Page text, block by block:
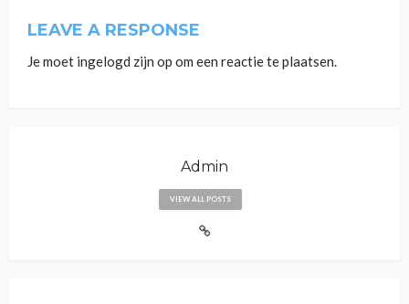
LEAVE A RESPONSE
Je moet ingelogd zijn op om een reactie te plaatsen.
Admin
VIEW ALL POSTS